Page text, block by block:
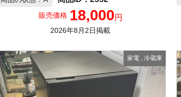
販売価格 18,000円
2026年8月2日掲載
家電, 冷蔵庫